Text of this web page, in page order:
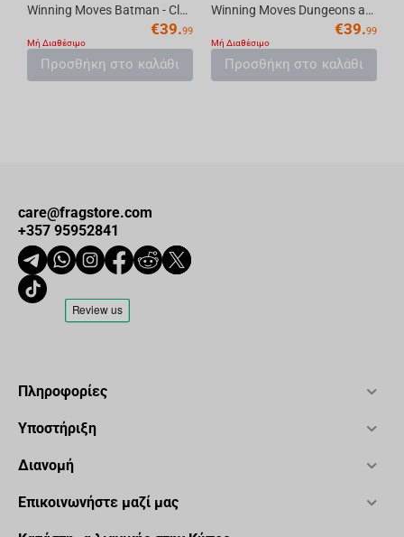
Winning Moves Batman - Cluedo Board Game
€39.99
Μή Διαθέσιμο
Προσθήκη στο καλάθι
Winning Moves Dungeons and Dragons - Cluedo Board Game
€39.99
Μή Διαθέσιμο
Προσθήκη στο καλάθι
care@fragstore.com
+357 95952841
Πληροφορίες
Υποστήριξη
Διανομή
Επικοινωνήστε μαζί μας